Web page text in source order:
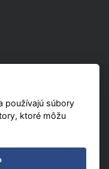
používajú súbory
ktoré môžu